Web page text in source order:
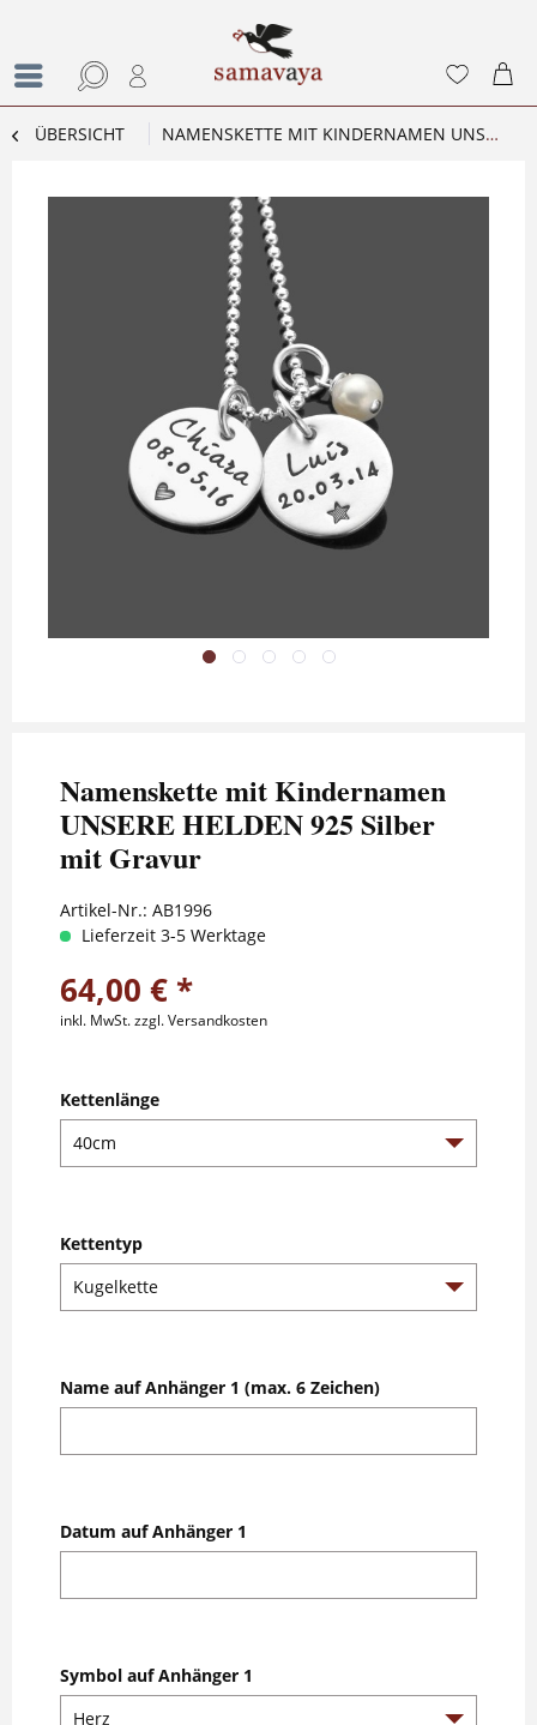
ÜBERSICHT NAMENSKETTE MIT KINDERNAMEN UNSERE HELDEN 925 SILBER MIT GRAVUR
Namenskette mit Kindernamen
UNSERE HELDEN 925 Silber
mit Gravur
Artikel-Nr.: AB1996
Lieferzeit 3-5 Werktage
64,00 € *
inkl. MwSt.zzgl. Versandkosten
Kettenlänge
Kettentyp
Name auf Anhänger 1 (max. 6 Zeichen)
Datum auf Anhänger 1
Symbol auf Anhänger 1